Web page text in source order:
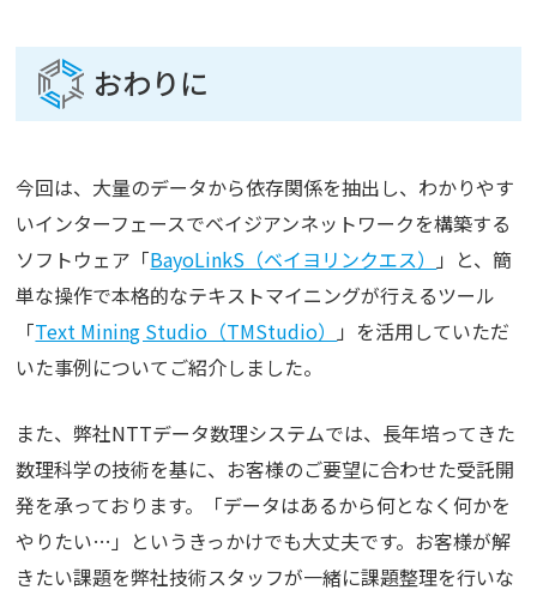
おわりに
今回は、大量のデータから依存関係を抽出し、わかりやす
いインターフェースでベイジアンネットワークを構築する
ソフトウェア「BayoLinkS（ベイヨリンクエス）
」と、簡
単な操作で本格的なテキストマイニングが行えるツール
「Text Mining Studio（TMStudio）
」を活用していただ
いた事例についてご紹介しました。
また、弊社NTTデータ数理システムでは、長年培ってきた
数理科学の技術を基に、お客様のご要望に合わせた受託開
発を承っております。「データはあるから何となく何かを
やりたい…」というきっかけでも大丈夫です。お客様が解
きたい課題を弊社技術スタッフが一緒に課題整理を行いな